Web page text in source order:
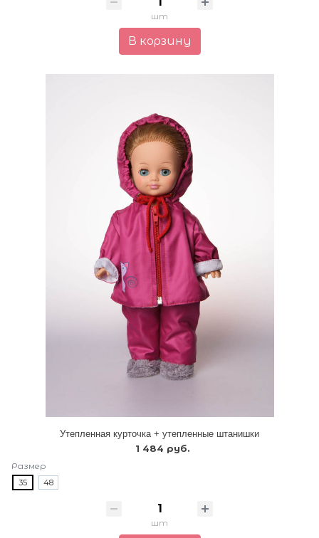
шт
В корзину
Утепленная курточка + утепленные штанишки
1 484 руб.
Размер
35 48
шт